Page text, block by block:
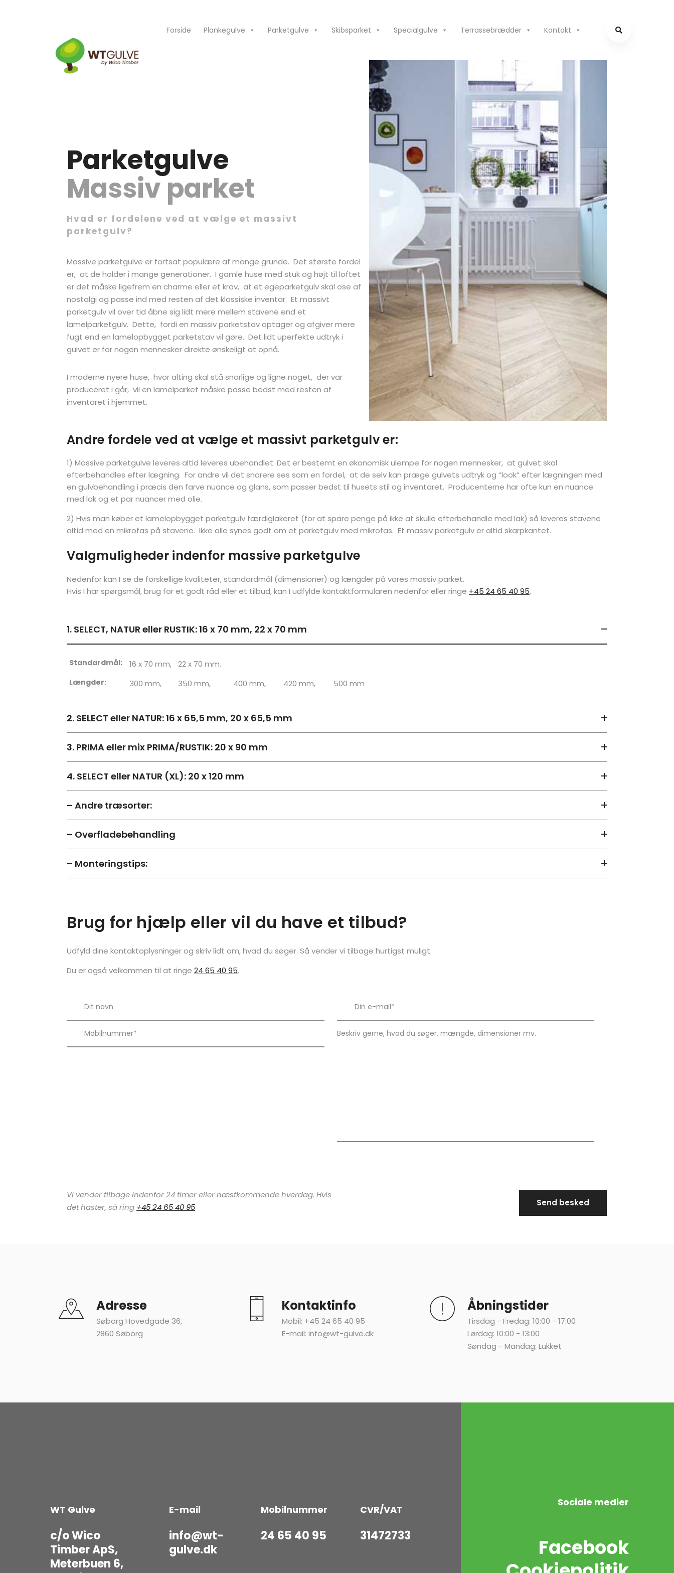
Forside Plankegulve Parketgulve Skibsparket Specialgulve Terrassebrædder Kontakt
Parketgulve
Massiv parket
Hvad er fordelene ved at vælge et massivt
parketgulv?
Massive parketgulve er fortsat populære af mange grunde. Det største fordel
er, at de holder i mange generationer. I gamle huse med stuk og højt til loftet
er det måske ligefrem en charme eller et krav, at et egeparketgulv skal ose af
nostalgi og passe ind med resten af det klassiske inventar. Et massivt
parketgulv vil over tid åbne sig lidt mere mellem stavene end et
lamelparketgulv. Dette, fordi en massiv parketstav optager og afgiver mere
fugt end en lamelopbygget parketstav vil gøre. Det lidt uperfekte udtryk i
gulvet er for nogen mennesker direkte ønskeligt at opnå.
I moderne nyere huse, hvor alting skal stå snorlige og ligne noget, der var
produceret i går, vil en lamelparket måske passe bedst med resten af
inventaret i hjemmet.
Andre fordele ved at vælge et massivt parketgulv er:
1) Massive parketgulve leveres altid leveres ubehandlet. Det er bestemt en økonomisk ulempe for nogen mennesker, at gulvet skal
efterbehandles efter lægning. For andre vil det snarere ses som en fordel, at de selv kan præge gulvets udtryk og “look” efter lægningen med
en gulvbehandling i præcis den farve nuance og glans, som passer bedst til husets stil og inventaret. Producenterne har ofte kun en nuance
med lak og et par nuancer med olie.
2) Hvis man køber et lamelopbygget parketgulv færdiglakeret (for at spare penge på ikke at skulle efterbehandle med lak) så leveres stavene
altid med en mikrofas på stavene. Ikke alle synes godt om et parketgulv med mikrofas. Et massiv parketgulv er altid skarpkantet.
Valgmuligheder indenfor massive parketgulve
Nedenfor kan I se de forskellige kvaliteter, standardmål (dimensioner) og længder på vores massiv parket.
Hvis I har spørgsmål, brug for et godt råd eller et tilbud, kan I udfylde kontaktformularen nedenfor eller ringe +45 24 65 40 95.
1. SELECT, NATUR eller RUSTIK: 16 x 70 mm, 22 x 70 mm
Standardmål: 16 x 70 mm, 22 x 70 mm.
Længder: 300 mm, 350 mm, 400 mm, 420 mm, 500 mm
2. SELECT eller NATUR: 16 x 65,5 mm, 20 x 65,5 mm
3. PRIMA eller mix PRIMA/RUSTIK: 20 x 90 mm
4. SELECT eller NATUR (XL): 20 x 120 mm
– Andre træsorter:
– Overfladebehandling
– Monteringstips:
Brug for hjælp eller vil du have et tilbud?
Udfyld dine kontaktoplysninger og skriv lidt om, hvad du søger. Så vender vi tilbage hurtigst muligt.
Du er også velkommen til at ringe 24 65 40 95.
Vi vender tilbage indenfor 24 timer eller næstkommende hverdag. Hvis
det haster, så ring +45 24 65 40 95
Adresse
Søborg Hovedgade 36,
2860 Søborg
Kontaktinfo
Mobil: +45 24 65 40 95
E-mail: info@wt-gulve.dk
Åbningstider
Tirsdag - Fredag: 10:00 - 17:00
Lørdag: 10:00 - 13:00
Søndag - Mandag: Lukket
WT Gulve
c/o Wico
Timber ApS,
Meterbuen 6,
E-mail
info@wt-
gulve.dk
Mobilnummer
24 65 40 95
CVR/VAT
31472733
Sociale medier
Facebook